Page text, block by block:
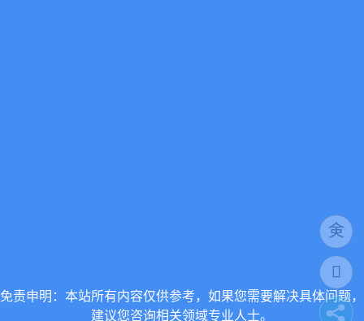
免责申明：本站所有内容仅供参考，如果您需要解决具体问题，
建议您咨询相关领域专业人士。